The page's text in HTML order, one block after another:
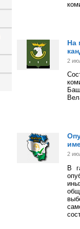
На
2
2
В